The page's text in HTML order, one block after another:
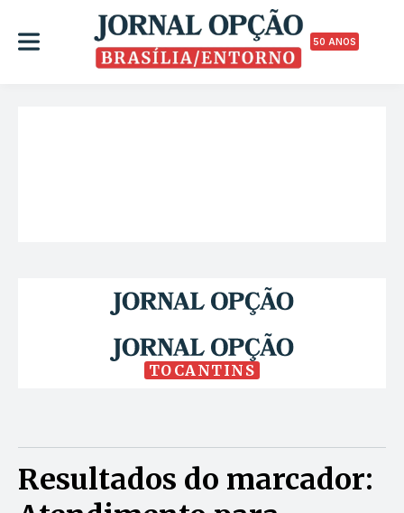
50 ANOS
TOCANTINS
Resultados do marcador: